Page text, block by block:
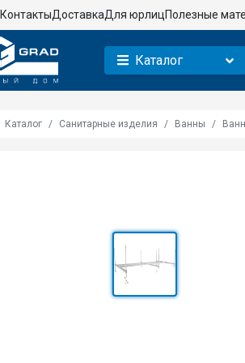
КонтактыДоставкаДля юрлицПолезные
Каталог
Каталог Санитарные изделия Ванны